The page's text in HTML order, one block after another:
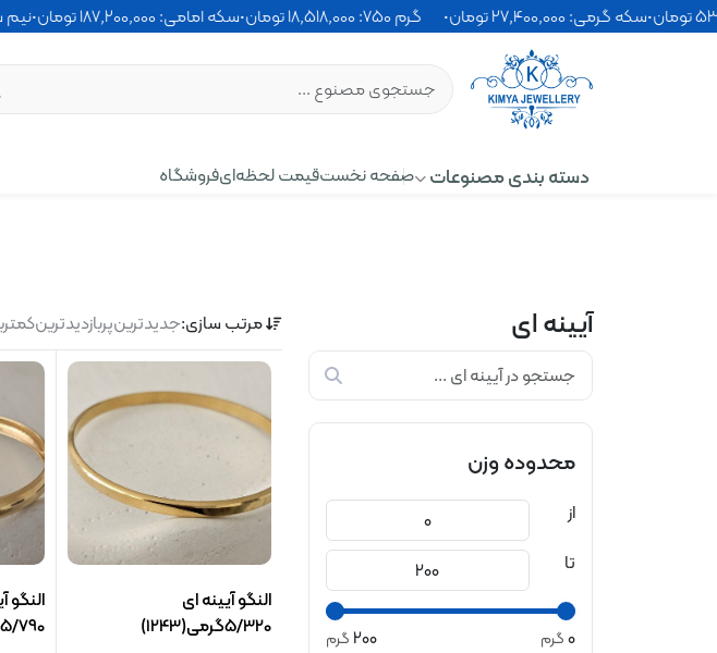
•سکه گرمی: 27٬400٬000 تومان • گرم 750: 18٬518٬000 تومان •سکه امامی: 187٬200٬000 تومان
دسته بندی مصنوعات صفحه نخستقیمت لحظه‌ایفروشگاه
آیینه ای
محدوده وزن
از
تا
0گرم 200 گرم
مرتب سازی:جدیدترینپربازدیدترین
النگو آیینه ای
5/320گرمی(1243)
النگو
5/790گرمی(1245)